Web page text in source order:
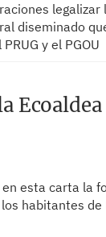
legalizar
diseminado
y el PGOU
Ecoaldea
esta carta la
habitantes de